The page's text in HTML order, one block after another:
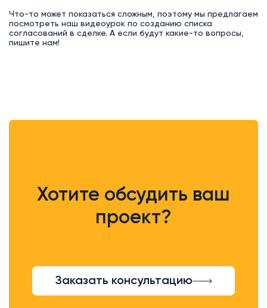
Что-то может показаться сложным, поэтому мы предлагаем
посмотреть наш видеоурок по созданию списка
согласований в сделке. А если будут какие-то вопросы,
пишите нам!
Хотите обсудить ваш
проект?
Заказать консультацию